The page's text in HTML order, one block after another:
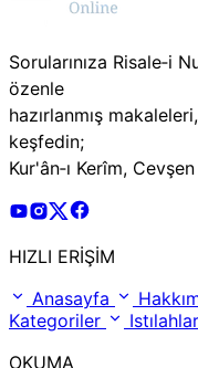
Sorularınıza Risale‑i
özenle
hazırlanmış
keşfedin;
Kur'ân‑ı Kerîm,
Risale Online
Risale Online
Risale Online X
HIZLI ERİŞİM
Anasayfa
Kategoriler
Istılahlar
OKUMA